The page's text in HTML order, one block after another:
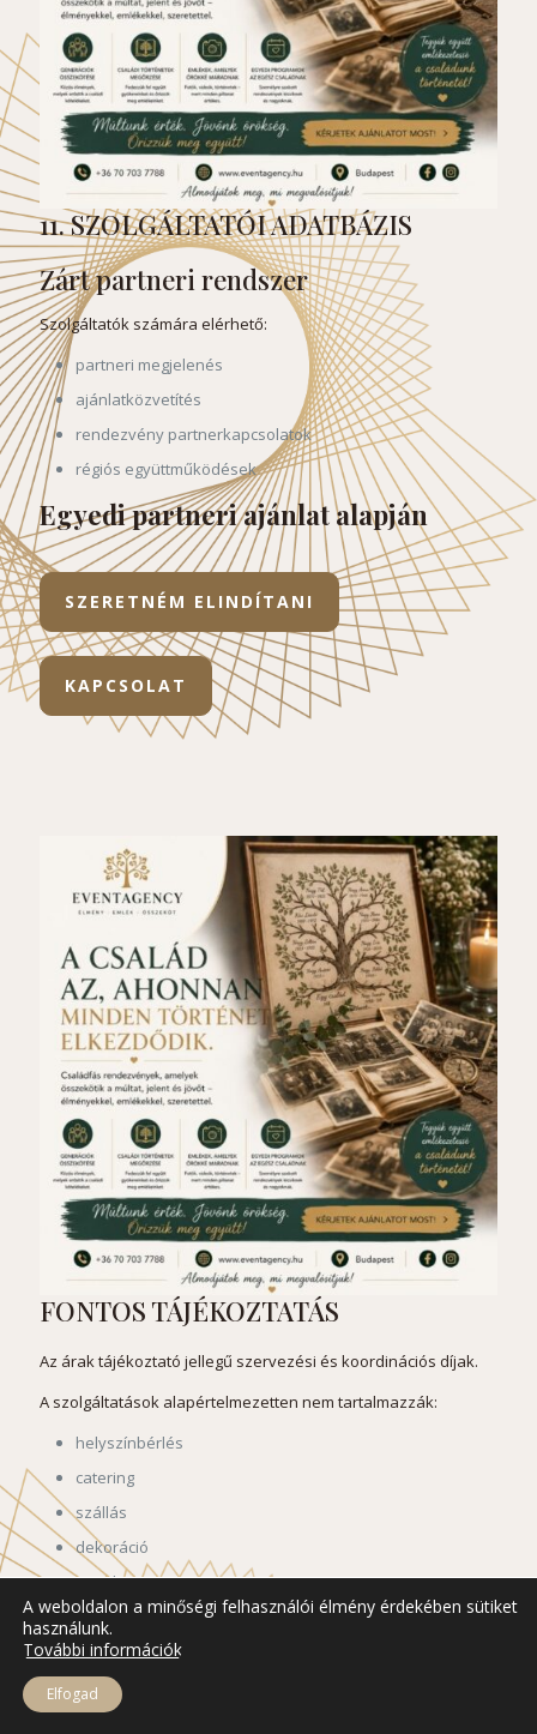
11. SZOLGÁLTATÓI ADATBÁZIS
Zárt partneri rendszer
Szolgáltatók számára elérhető:
partneri megjelenés
ajánlatközvetítés
rendezvény partnerkapcsolatok
régiós együttműködések
Egyedi partneri ajánlat alapján
SZERETNÉM ELINDÍTANI
KAPCSOLAT
FONTOS TÁJÉKOZTATÁS
Az árak tájékoztató jellegű szervezési és koordinációs díjak.
A szolgáltatások alapértelmezetten nem tartalmazzák:
helyszínbérlés
catering
szállás
dekoráció
zenekar
fotós/videós díjak
utazási költségek
külsős szolgáltatók díjai
A weboldalon a minőségi felhasználói élmény érdekében sütiket
használunk.
További információk
Elfogad